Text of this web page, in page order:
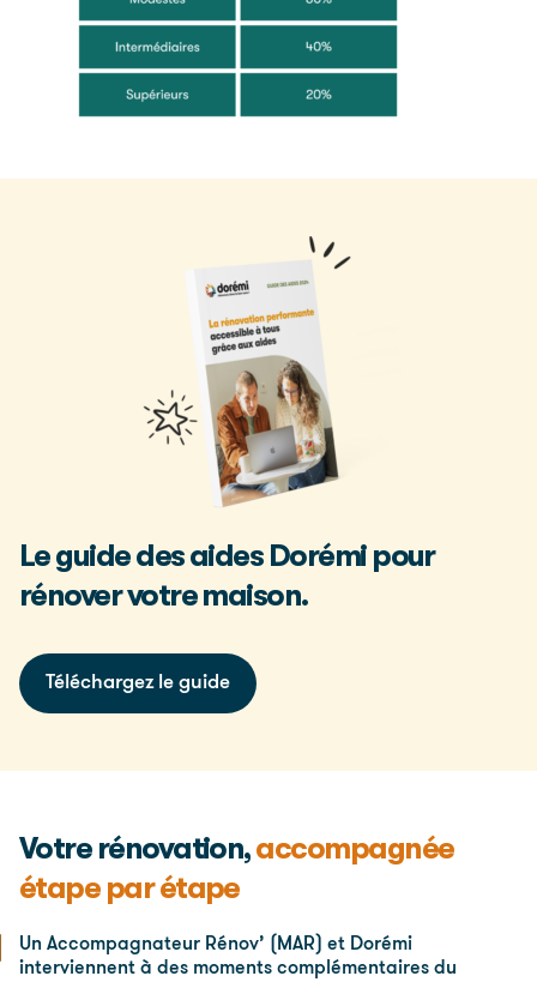
Le guide des aides Dorémi pour
rénover votre maison.
Téléchargez le guide
Votre rénovation,accompagnée
étape par étape
Un Accompagnateur Rénov’ (MAR) et Dorémi
interviennent à des moments complémentaires du